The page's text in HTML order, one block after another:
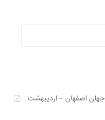
جهان اصفهان – اردیبهشت